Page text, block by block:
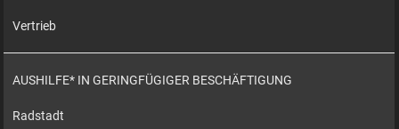
Vertrieb
AUSHILFE* IN GERINGFÜGIGER BESCHÄFTIGUNG
Radstadt